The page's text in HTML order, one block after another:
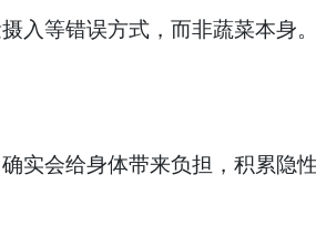
等错误方式，而非蔬菜本身
会给身体带来负担，积累隐性